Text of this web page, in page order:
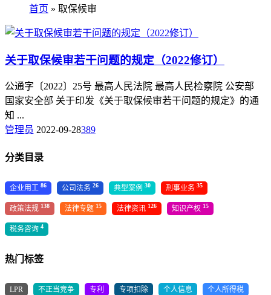
首页 » 取保候审
关于取保候审若干问题的规定（2022修订）
公通字〔2022〕25号 最高人民法院 最高人民检察院 公安部
国家安全部 关于印发《关于取保候审若干问题的规定》的通
知 ...
管理员 2022-09-28389
分类目录
企业用工 86 公司法务 26 典型案例 30 刑事业务 35
政策法规 138 法律专题 15 法律资讯 126 知识产权 15
税务咨询 4
热门标签
LPR 不正当竞争 专利 专项扣除 个人信息 个人所得税